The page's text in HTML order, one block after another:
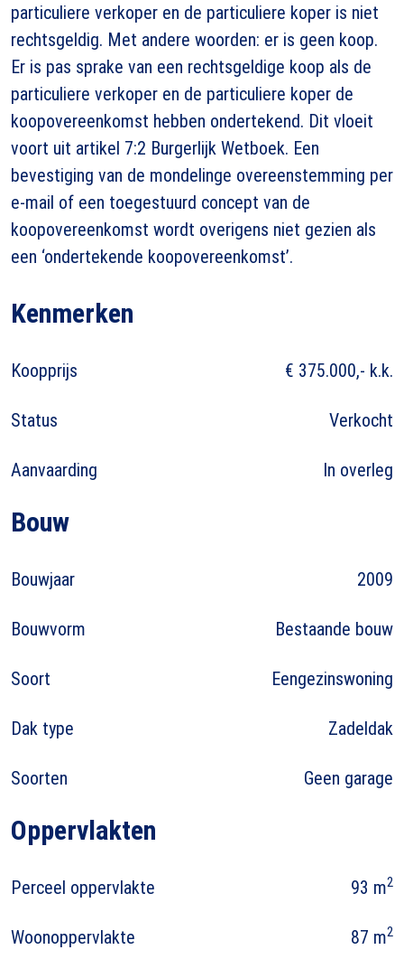
particuliere verkoper en de particuliere koper is niet
rechtsgeldig. Met andere woorden: er is geen koop.
Er is pas sprake van een rechtsgeldige koop als de
particuliere verkoper en de particuliere koper de
koopovereenkomst hebben ondertekend. Dit vloeit
voort uit artikel 7:2 Burgerlijk Wetboek. Een
bevestiging van de mondelinge overeenstemming per
e-mail of een toegestuurd concept van de
koopovereenkomst wordt overigens niet gezien als
een ‘ondertekende koopovereenkomst’.
Kenmerken
Koopprijs € 375.000,- k.k.
Status Verkocht
Aanvaarding In overleg
Bouw
Bouwjaar 2009
Bouwvorm Bestaande bouw
Soort Eengezinswoning
Dak type Zadeldak
Soorten Geen garage
Oppervlakten
Perceel oppervlakte 93 m2
Woonoppervlakte 87 m2